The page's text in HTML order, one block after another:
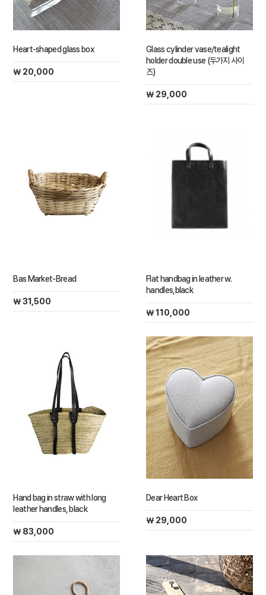
Heart-shaped glass box
￦ 20,000
Glass cylinder vase/tealight
holder double use (두가지 사이
즈)
￦ 29,000
Bas Market-Bread
￦ 31,500
Flat handbag in leather w.
handles,black
￦ 110,000
Hand bag in straw with long
leather handles, black
￦ 83,000
Dear Heart Box
￦ 29,000